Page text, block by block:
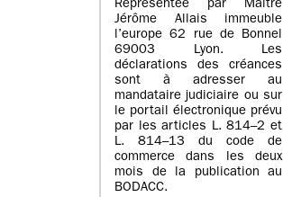
Représentée par Maître
Jérôme Allais immeuble
l’europe 62 rue de Bonnel
69003 Lyon. Les
déclarations des créances
sont à adresser au
mandataire judiciaire ou sur
le portail électronique prévu
par les articles L. 814–2 et
L. 814–13 du code de
commerce dans les deux
mois de la publication au
BODACC.